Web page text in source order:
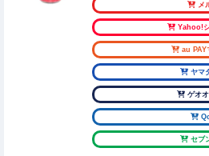
メ
Yahoo!
au PAY
ヤマ
ゲオ
セブ